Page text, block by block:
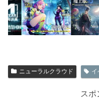
ニューラルクラウド イ
スポ